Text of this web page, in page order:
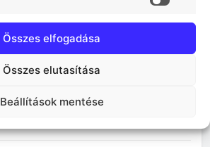
Összes elfogadása
Összes elutasítása
Beállítások mentése